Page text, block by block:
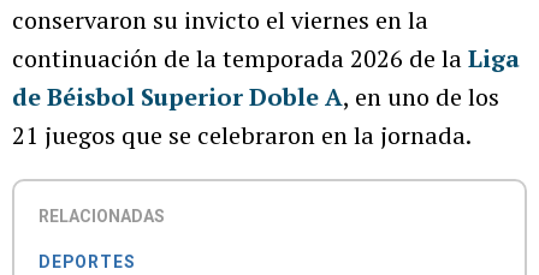
conservaron su invicto el viernes en la
continuación de la temporada 2026 de laLiga
de Béisbol Superior Doble A, en uno de los
21 juegos que se celebraron en la jornada.
RELACIONADAS
DEPORTES